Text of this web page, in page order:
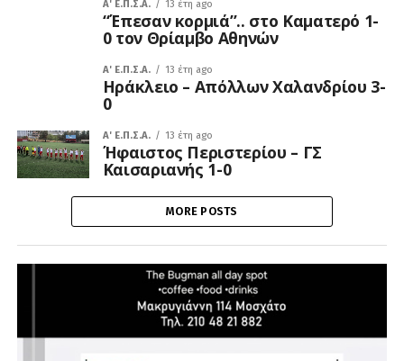
A' Ε.Π.Σ.Α. 13 έτη ago
“Έπεσαν κορμιά”.. στο Καματερό 1-
0 τον Θρίαμβο Αθηνών
A' Ε.Π.Σ.Α. 13 έτη ago
Ηράκλειο – Απόλλων Χαλανδρίου 3-
0
A' Ε.Π.Σ.Α. 13 έτη ago
Ήφαιστος Περιστερίου – ΓΣ
Καισαριανής 1-0
MORE POSTS